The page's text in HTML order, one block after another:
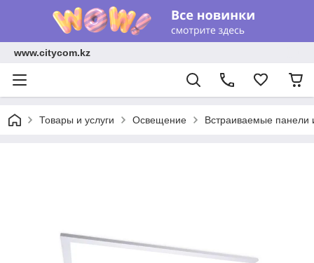
www.citycom.kz
Товары и услуги Освещение Встраиваемые панели